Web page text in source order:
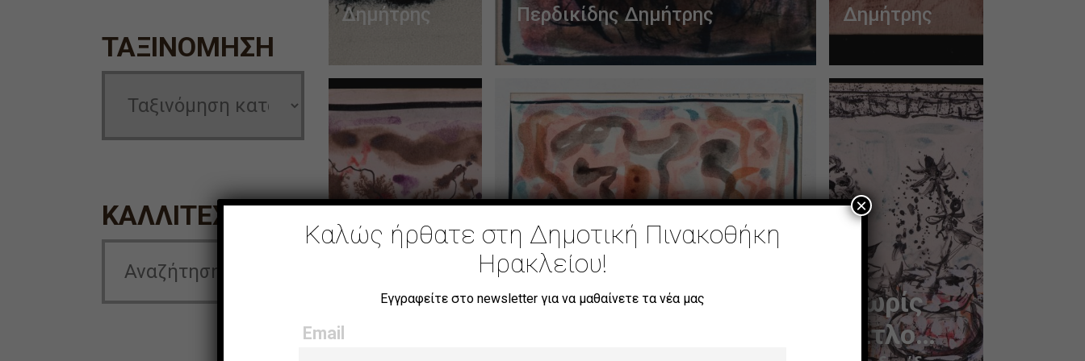
ΤΑΞΙΝΟΜΗΣΗ
ΚΑΛΛΙΤΕΧΝΗΣ
Δημήτρης
Περδικίδης Δημήτρης
Δημήτρης
Χωρίς
Χωρίς
Τίτλο
Καλώς ήρθατε στη Δημοτική Πινακοθήκη
Ηρακλείου!
Εγγραφείτε στο newsletter για να μαθαίνετε τα νέα μας
Email
×